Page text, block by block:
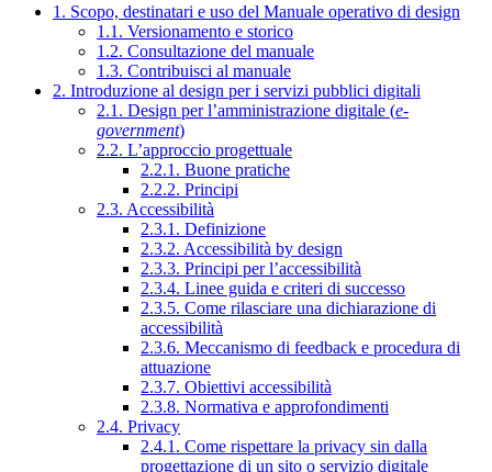
1. Scopo, destinatari e uso del Manuale operativo di design
1.1. Versionamento e storico
1.2. Consultazione del manuale
1.3. Contribuisci al manuale
2. Introduzione al design per i servizi pubblici digitali
2.1. Design per l’amministrazione digitale (e-
government)
2.2. L’approccio progettuale
2.2.1. Buone pratiche
2.2.2. Principi
2.3. Accessibilità
2.3.1. Definizione
2.3.2. Accessibilità by design
2.3.3. Principi per l’accessibilità
2.3.4. Linee guida e criteri di successo
2.3.5. Come rilasciare una dichiarazione di
accessibilità
2.3.6. Meccanismo di feedback e procedura di
attuazione
2.3.7. Obiettivi accessibilità
2.3.8. Normativa e approfondimenti
2.4. Privacy
2.4.1. Come rispettare la privacy sin dalla
progettazione di un sito o servizio digitale